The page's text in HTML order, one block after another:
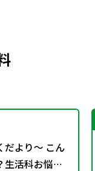
だより～ こん
生活科お悩み